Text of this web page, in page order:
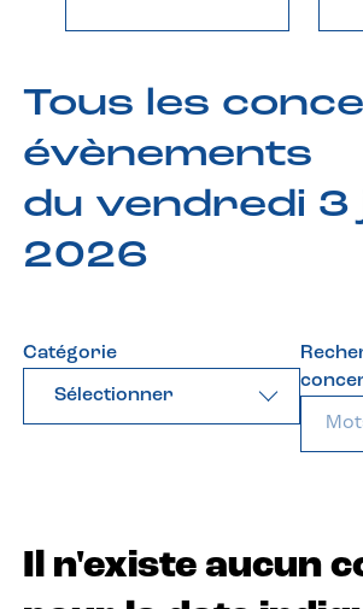
Tous les
évènements
du vendredi 3
2026
Catégorie
Sélectionner
Il n'existe aucun